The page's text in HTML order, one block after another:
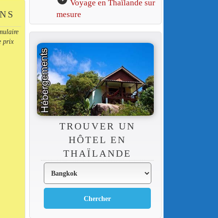
prix
Voyage en Thaïlande sur
mesure
TROUVER UN
HÔTEL EN
THAÏLANDE